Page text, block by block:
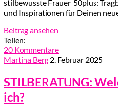
stilbewusste Frauen 50plus:
und Inspirationen für Deinen
Beitrag ansehen
Teilen:
20 Kommentare
Martina Berg 2. Februar 2025
STILBERATUNG:
ich?